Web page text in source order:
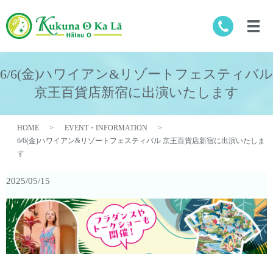
6/6(金)ハワイアン&リゾートフェスティバル
京王百貨店新宿に出演いたします
HOME
EVENT・INFORMATION
6/6(金)ハワイアン&リゾートフェスティバル 京王百貨店新宿に出演いたしま
す
2025/05/15